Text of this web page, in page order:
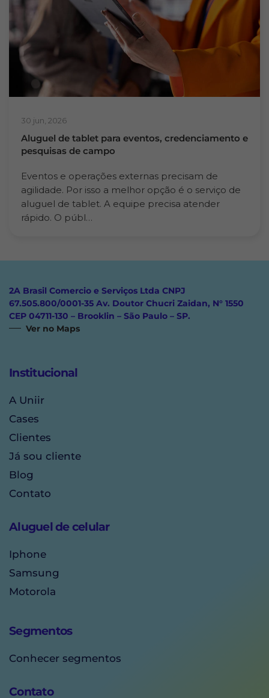
30 jun, 2026
Aluguel de tablet para eventos, credenciamento e
pesquisas de campo
Eventos e operações externas precisam de
agilidade. Por isso a melhor opção é o serviço de
aluguel de tablet. A equipe precisa atender
rápido. O públ…
2A Brasil Comercio e Serviços Ltda CNPJ
67.505.800/0001-35 Av. Doutor Chucri Zaidan, N° 1550
CEP 04711-130 – Brooklin – São Paulo – SP.
Ver no Maps
Institucional
A Uniir
Cases
Clientes
Já sou cliente
Blog
Contato
Aluguel de celular
Iphone
Samsung
Motorola
Segmentos
Conhecer segmentos
Contato